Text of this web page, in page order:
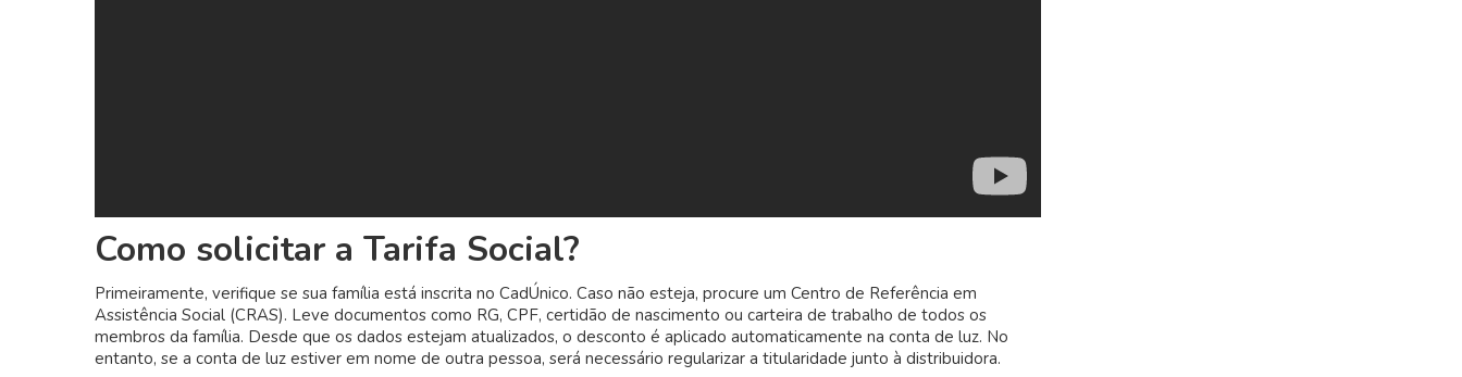
Como solicitar a Tarifa Social?
Primeiramente, verifique se sua família está inscrita no CadÚnico. Caso não esteja, procure um Centro de Referência em
Assistência Social (CRAS). Leve documentos como RG, CPF, certidão de nascimento ou carteira de trabalho de todos os
membros da família. Desde que os dados estejam atualizados, o desconto é aplicado automaticamente na conta de luz. No
entanto, se a conta de luz estiver em nome de outra pessoa, será necessário regularizar a titularidade junto à distribuidora.